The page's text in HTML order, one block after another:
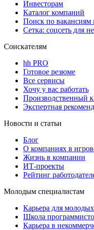
Инвесторам
Каталог компаний
Поиск по вакансиям
Сетка: соцсеть для
Соискателям
hh PRO
Готовое резюме
Все сервисы
Хочу у вас работать
Производственный
Экспертная
Новости и статьи
Блог
О компаниях в
Жизнь в компании
ИТ-проекты
Рейтинг
Молодым специалистам
Карьера для
Школа
Карьера в